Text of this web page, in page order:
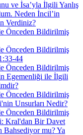
ve İsa’yla İlgili Yanlış
Neden İncil’in
Verdiniz?
Önceden Bildirilmiş
Önceden Bildirilmiş
44
Önceden Bildirilmiş
Egemenliği ile İlgili
Önceden Bildirilmiş
Unsurları Nedir?
Önceden Bildirilmiş
Kral'dan Bir Davet
Bahsediyor mu? Ya